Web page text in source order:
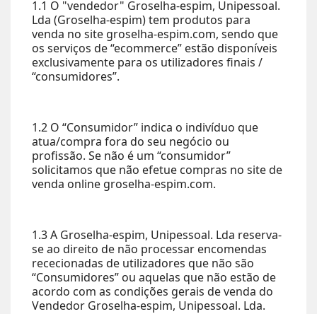
1.1 O "vendedor" Groselha-espim, Unipessoal.
Lda (Groselha-espim) tem produtos para
venda no site groselha-espim.com, sendo que
os serviços de “ecommerce” estão disponíveis
exclusivamente para os utilizadores finais /
“consumidores”.
1.2 O “Consumidor” indica o indivíduo que
atua/compra fora do seu negócio ou
profissão. Se não é um “consumidor”
solicitamos que não efetue compras no site de
venda online groselha-espim.com.
1.3 A Groselha-espim, Unipessoal. Lda reserva-
se ao direito de não processar encomendas
rececionadas de utilizadores que não são
“Consumidores” ou aquelas que não estão de
acordo com as condições gerais de venda do
Vendedor Groselha-espim, Unipessoal. Lda.